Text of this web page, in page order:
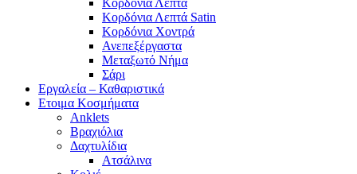
Κορδόνια Λεπτά
Κορδόνια Λεπτά Satin
Κορδόνια Χοντρά
Ανεπεξέργαστα
Μεταξωτό Νήμα
Σάρι
Εργαλεία – Καθαριστικά
Ετοιμα Κοσμήματα
Anklets
Βραχιόλια
Δαχτυλίδια
Ατσάλινα